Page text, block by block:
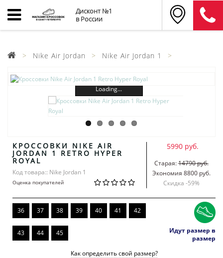
Дисконт №1
в России
Nike Air Jordan Nike Air Jordan 1
Loading...
КРОССОВКИ NIKE AIR
JORDAN 1 RETRO HYPER
ROYAL
Код товара:: Nike Jordan 1
Оценка покупателей
5990 руб.
Старая:14790 руб.
Экономия 8800 руб.
Скидка -59%
36 37 38 39 40 41 42
43 44 45
Идут размер в
размер
Как определить свой размер?